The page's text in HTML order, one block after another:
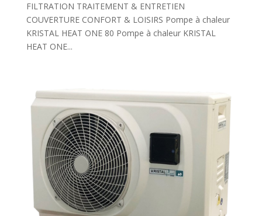
FILTRATION TRAITEMENT & ENTRETIEN
COUVERTURE CONFORT & LOISIRS Pompe à chaleur
KRISTAL HEAT ONE 80 Pompe à chaleur KRISTAL
HEAT ONE...